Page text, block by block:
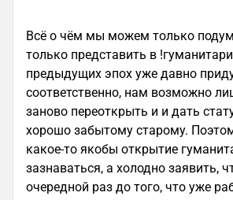
Всё о чём мы можем только
только представить в
предыдущих эпох уже давно
соответственно, нам возможно
заново переоткрыть и и дать
хорошо забытому старому.
какое-то якобы открытие
зазнаваться, а холодно заявить,
очередной раз до того, что уже